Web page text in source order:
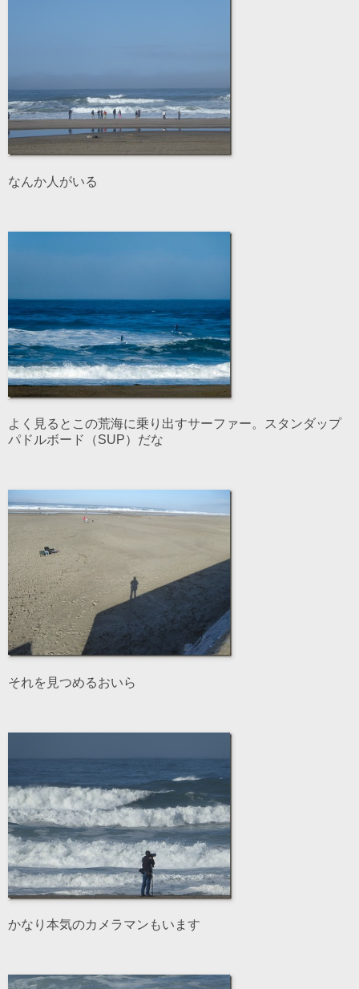
なんか人がいる
よく見るとこの荒海に乗り出すサーファー。スタンダップ
パドルボード（SUP）だな
それを見つめるおいら
かなり本気のカメラマンもいます